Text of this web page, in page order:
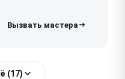
(17)